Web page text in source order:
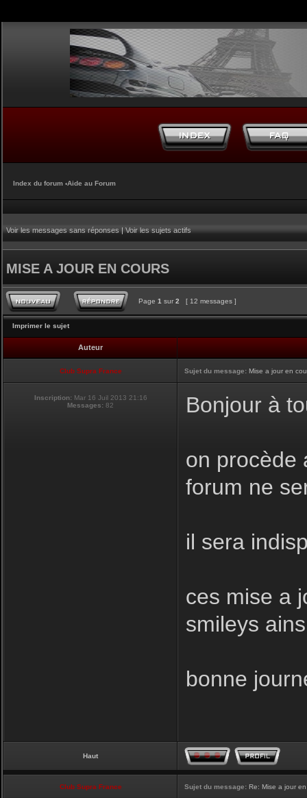
Index du forum ‹Aide au Forum
Voir les messages sans réponses|Voir les sujets actifs
MISE A JOUR EN COURS
Page 1 sur 2 [ 12 messages ]
Imprimer le sujet
Auteur
Club Supra France Sujet du message: Mise a jour en
Inscription: Mar 16 Juil 2013 21:16
Messages: 82 Bonjour à
on procède
forum ne
il sera
ces mise a
smileys
bonne
Haut
Club Supra France Sujet du message: Re: Mise a jour